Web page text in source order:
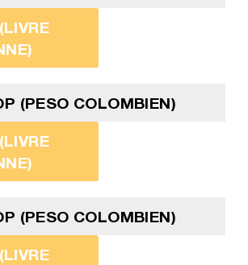
(PESO COLOMBIEN)
(PESO COLOMBIEN)